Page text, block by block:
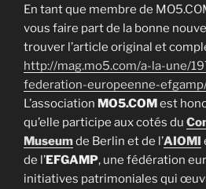
En tant que membre de
vous faire part de la bonne
trouver l’article original et
http://mag.mo5.com/a-la-une/
federation-europeenne-
L’association MO5.COMest
qu’elle participe aux cotés du
Museumde Berlin et de l’AIOMI
de l’EFGAMP, une fédération
initiatives patrimoniales qui